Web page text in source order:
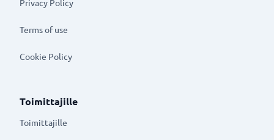
Terms of use
Cookie Policy
Toimittajille
Toimittajille